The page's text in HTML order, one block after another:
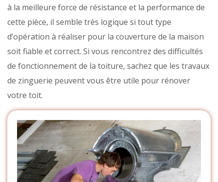
à la meilleure force de résistance et la performance de
cette pièce, il semble très logique si tout type
d’opération à réaliser pour la couverture de la maison
soit fiable et correct. Si vous rencontrez des difficultés
de fonctionnement de la toiture, sachez que les travaux
de zinguerie peuvent vous être utile pour rénover
votre toit.